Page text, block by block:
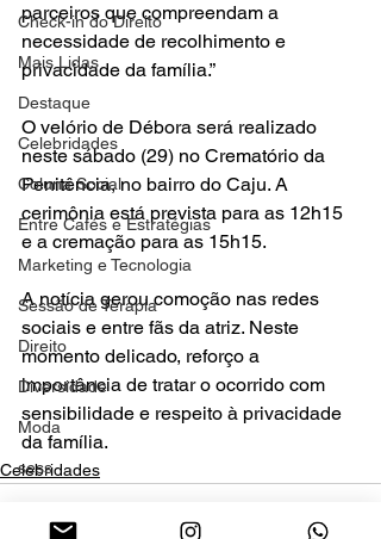
Check-in do Direito
Mais Lidas
Destaque
Celebridades
Coluna Social
Entre Cafés e Estratégias
Marketing e Tecnologia
Sessão de Terapia
Direito
Diversidade
Moda
sess
parceiros que compreendam a
necessidade de recolhimento e
privacidade da família.”
O velório de Débora será realizado
neste sábado (29) no Crematório da
Penitência, no bairro do Caju. A
cerimônia está prevista para as 12h15
e a cremação para as 15h15.
A notícia gerou comoção nas redes
sociais e entre fãs da atriz. Neste
momento delicado, reforço a
importância de tratar o ocorrido com
sensibilidade e respeito à privacidade
da família.
Celebridades